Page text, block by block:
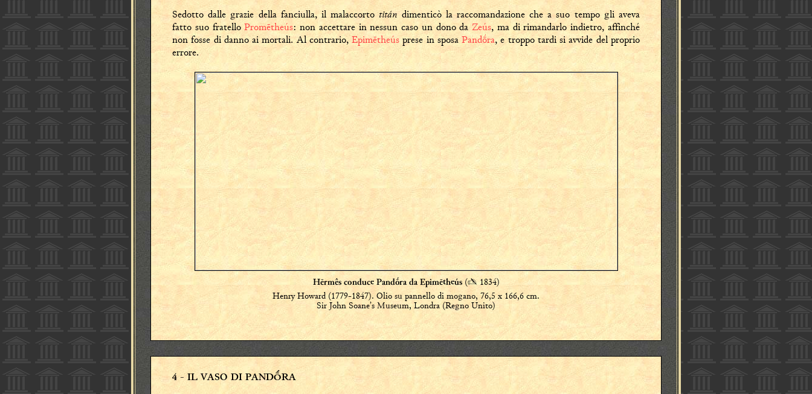
Sedotto dalle grazie della fanciulla, il malaccortotitándimenticò la raccomandazione che a suo tempo gli aveva
fatto suo fratelloPromētheús: non accettare in nessun caso un dono daZeús, ma di rimandarlo indietro, affinché
non fosse di danno ai mortali. Al contrario,Epimētheúsprese in sposaPandṓra, e troppo tardi si avvide del proprio
errore.
Hērmês conduce Pandṓra da Epimētheús (✍ 1834)
Henry Howard (1779-1847). Olio su pannello di mogano, 76,5 x 166,6 cm.
Sir John Soane’s Museum, Londra (Regno Unito)
4 - IL VASO DI PANDṒRA